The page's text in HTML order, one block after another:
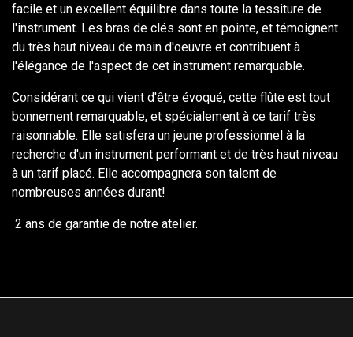
facile et un excellent équilibre dans toute la tessiture de
l'instrument. Les bras de clés sont en pointe, et témoignent
du très haut niveau de main d'oeuvre et contribuent à
l'élégance de l'aspect de cet instrument remarquable.
Considérant ce qui vient d'être évoqué, cette flûte est tout
bonnement remarquable, et spécialement à ce tarif très
raisonnable. Elle satisfera un jeune professionnel à la
recherche d'un instrument performant et de très haut niveau
à un tarif placé. Elle accompagnera son talent de
nombreuses années durant!
2 ans de garantie de notre atelier.